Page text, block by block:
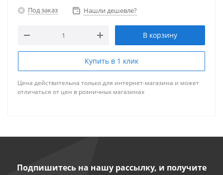
Под заказ Нашли дешевле?
В корзину
Купить в 1 клик
Цена действительна только для интернет-магазина и может
отличаться от цен в розничных магазинах
Подпишитесь на нашу рассылку, и получите